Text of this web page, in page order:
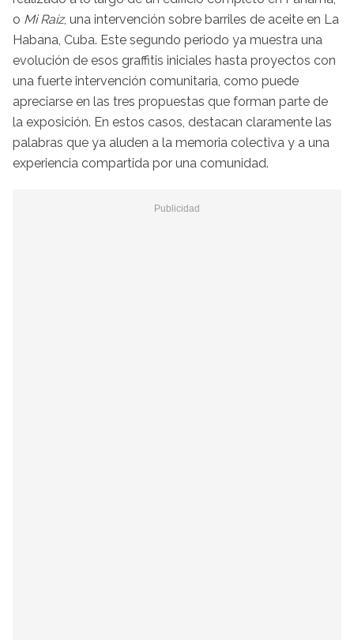
o Mi Raíz, una intervención sobre barriles de aceite en La
Habana, Cuba. Este segundo periodo ya muestra una
evolución de esos graffitis iniciales hasta proyectos con
una fuerte intervención comunitaria, como puede
apreciarse en las tres propuestas que forman parte de
la exposición. En estos casos, destacan claramente las
palabras que ya aluden a la memoria colectiva y a una
experiencia compartida por una comunidad.